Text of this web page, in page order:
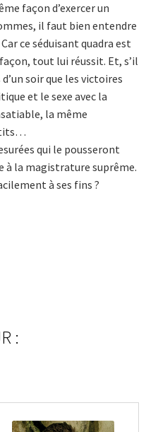
façon d’exercer un
il faut bien entendre
ce séduisant ­quadra est
tout lui réussit. Et, s’il
soir que les victoires
et le sexe avec la
la même
qui le pousseront
à la magistrature suprême.
à ses fins ?
: